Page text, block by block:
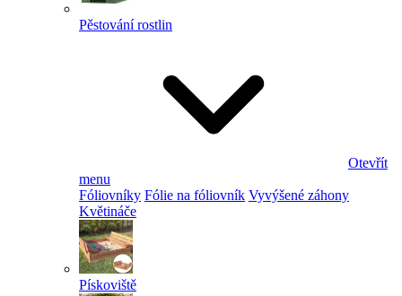
Pěstování rostlin
Otevřít
menu
Fóliovníky Fólie na fóliovník Vyvýšené záhony
Květináče
Pískoviště